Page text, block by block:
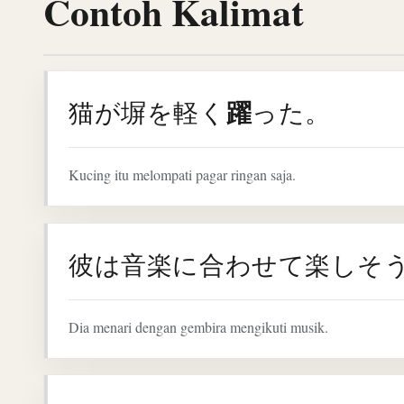
Contoh Kalimat
猫が塀を軽く 躍った。
Kucing itu melompati pagar ringan saja.
彼は音楽に合わせて楽しそ
Dia menari dengan gembira mengikuti musik.